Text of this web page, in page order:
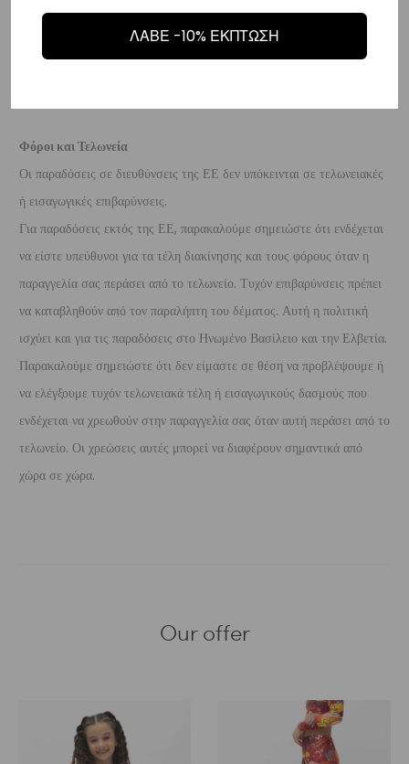
επιβαρύνουν τον πελάτη. Τα χρήματα θα αποσταλούν σε ένα
τραπεζικό λογαριασμό (Εθνικής, Alpha, Πειραιώς ή Eurobank) που
Φόροι και Τελωνεία
Οι παραδόσεις σε διευθύνσεις της ΕΕ δεν υπόκεινται σε τελωνειακές
ή εισαγωγικές επιβαρύνσεις.
Για παραδόσεις εκτός της ΕΕ, παρακαλούμε σημειώστε ότι ενδέχεται
να είστε υπεύθυνοι για τα τέλη διακίνησης και τους φόρους όταν η
παραγγελία σας περάσει από το τελωνείο. Τυχόν επιβαρύνσεις πρέπει
να καταβληθούν από τον παραλήπτη του δέματος. Αυτή η πολιτική
ισχύει και για τις παραδόσεις στο Ηνωμένο Βασίλειο και την Ελβετία.
Παρακαλούμε σημειώστε ότι δεν είμαστε σε θέση να προβλέψουμε ή
να ελέγξουμε τυχόν τελωνειακά τέλη ή εισαγωγικούς δασμούς που
ενδέχεται να χρεωθούν στην παραγγελία σας όταν αυτή περάσει από το
τελωνείο. Οι χρεώσεις αυτές μπορεί να διαφέρουν σημαντικά από
χώρα σε χώρα.
Our offer
ΛΑΒΕ -10% ΕΚΠΤΩΣΗ